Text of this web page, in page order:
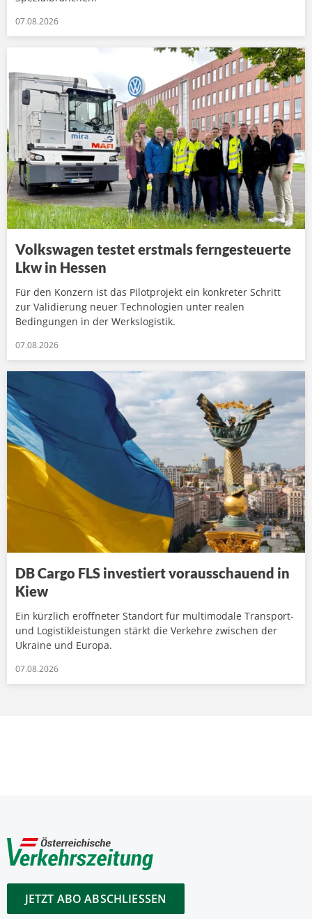
07.08.2026
Volkswagen testet erstmals ferngesteuerte
Lkw in Hessen
Für den Konzern ist das Pilotprojekt ein konkreter Schritt
zur Validierung neuer Technologien unter realen
Bedingungen in der Werkslogistik.
07.08.2026
DB Cargo FLS investiert vorausschauend in
Kiew
Ein kürzlich eröffneter Standort für multimodale Transport-
und Logistikleistungen stärkt die Verkehre zwischen der
Ukraine und Europa.
07.08.2026
JETZT ABO ABSCHLIESSEN